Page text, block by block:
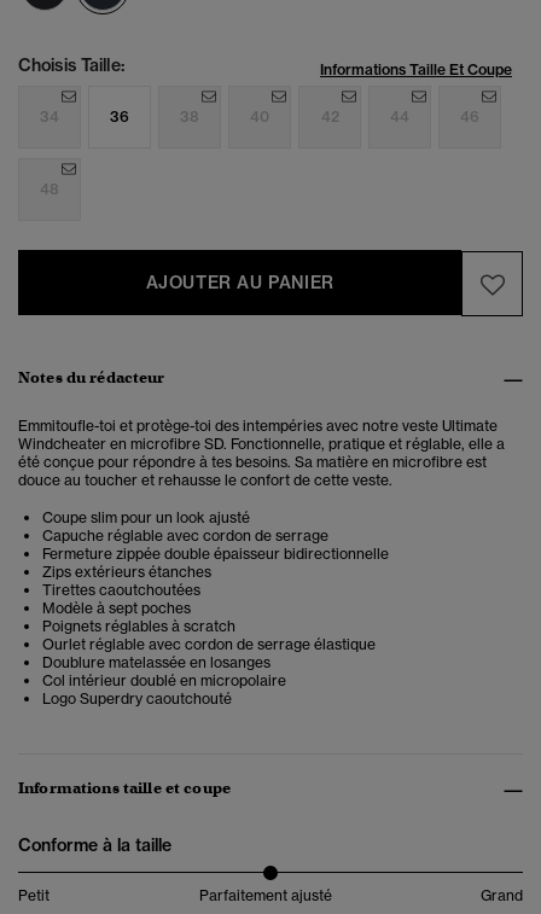
Choisis Taille: Informations Taille Et Coupe
34 36 38 40 42 44 46
48
AJOUTER AU PANIER
Notes du rédacteur
Emmitoufle-toi et protège-toi des intempéries avec notre veste Ultimate
Windcheater en microfibre SD. Fonctionnelle, pratique et réglable, elle a
été conçue pour répondre à tes besoins. Sa matière en microfibre est
douce au toucher et rehausse le confort de cette veste.
Coupe slim pour un look ajusté
Capuche réglable avec cordon de serrage
Fermeture zippée double épaisseur bidirectionnelle
Zips extérieurs étanches
Tirettes caoutchoutées
Modèle à sept poches
Poignets réglables à scratch
Ourlet réglable avec cordon de serrage élastique
Doublure matelassée en losanges
Col intérieur doublé en micropolaire
Logo Superdry caoutchouté
Informations taille et coupe
Conforme à la taille
Petit Parfaitement ajusté Grand